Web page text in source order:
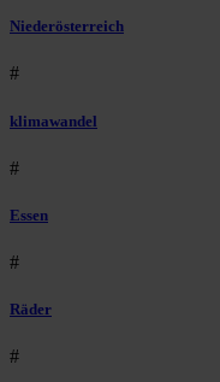
Niederösterreich
#
klimawandel
#
Essen
#
Räder
#